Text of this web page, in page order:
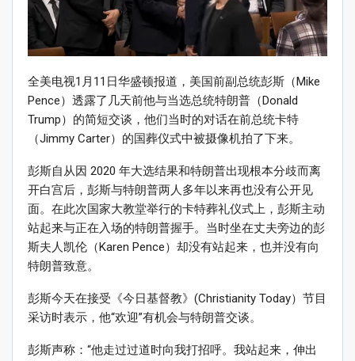
全美电视1月11日华盛顿报道，美国前副总统彭斯（Mike
Pence）透露了几天前他与当选总统特朗普（Donald
Trump）的简短交谈，他们当时的对话在前总统卡特
（Jimmy Carter）的国葬仪式中被摄像机拍了下来。
彭斯自从因 2020 年大选结果和特朗普出现根本分歧而离
开白宫后，彭斯与特朗普两人多年以来再也没有公开见
面。在此次国家大教堂举行的卡特葬礼仪式上，彭斯主动
站起来与正在入场的特朗普握手。当时坐在丈夫旁边的彭
斯夫人凯伦（Karen Pence）却没有站起来，也并没有向
特朗普致意。
彭斯今天在接受《今日基督教》(Christianity Today）节目
采访时表示，他“欢迎”有机会与特朗普交谈。
彭斯声称：“他走过过道时向我打招呼。我站起来，伸出